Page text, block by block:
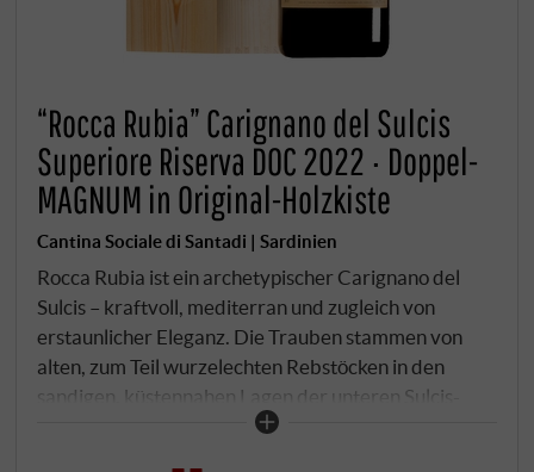
“Rocca Rubia” Carignano del Sulcis
Superiore Riserva DOC 2022 · Doppel-
MAGNUM in Original-Holzkiste
Cantina Sociale di Santadi | Sardinien
Rocca Rubia ist ein archetypischer Carignano del
Sulcis – kraftvoll, mediterran und zugleich von
erstaunlicher Eleganz. Die Trauben stammen von
alten, zum Teil wurzelechten Rebstöcken in den
sandigen, küstennahen Lagen der unteren Sulcis-
Region im Südwesten Sardiniens. Die Gärung